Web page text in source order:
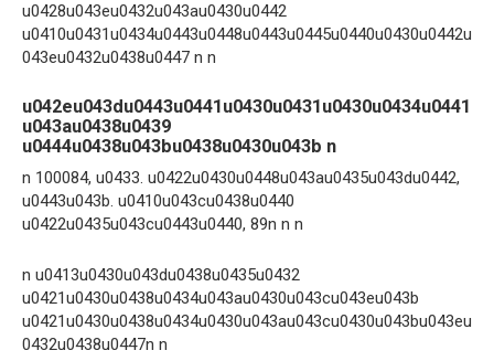
u0428u043eu0432u043au0430u0442
u0410u0431u0434u0443u0448u0443u0445u0440u0430u0442u
043eu0432u0438u0447 n n
u042eu043du0443u0441u0430u0431u0430u0434u0441
u043au0438u0439
u0444u0438u043bu0438u0430u043b n
n 100084, u0433. u0422u0430u0448u043au0435u043du0442,
u0443u043b. u0410u043cu0438u0440
u0422u0435u043cu0443u0440, 89n n n
n u0413u0430u043du0438u0435u0432
u0421u0430u0438u0434u043au0430u043cu043eu043b
u0421u0430u0438u0434u0430u043au043cu0430u043bu043eu
0432u0438u0447n n